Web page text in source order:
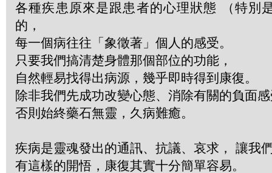
各種疾患原來是跟患者的心理狀態 （特別
的，
每一個病往往「象徵著」個人的感受。
只要我們搞清楚身體那個部位的功能，
自然輕易找得出病源，幾乎即時得到康復。
除非我們先成功改變心態、消除有關的負面
否則始終藥石無靈，久病難癒。
疾病是靈魂發出的通訊、抗議、哀求， 讓我
有這樣的開悟，康復其實十分簡單容易。